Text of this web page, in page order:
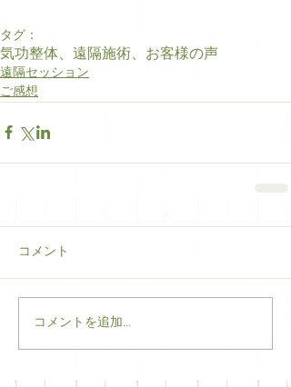
タグ：
気功整体、遠隔施術、お客様の声
遠隔セッション
ご感想
コメント
コメントを追加…